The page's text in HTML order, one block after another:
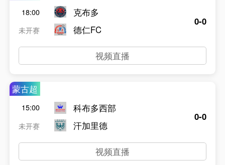
18:00
未开赛
克布多
德仁FC
0-0
视频直播
蒙古超
15:00
未开赛
科布多西部
汗加里德
0-0
视频直播